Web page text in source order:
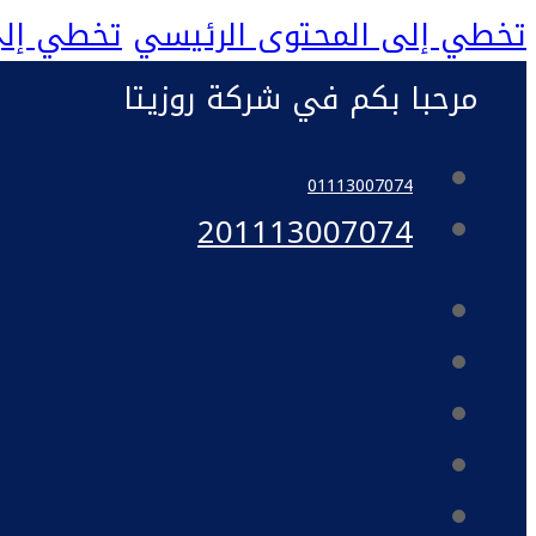
تخطي إلى المحتوى الرئيسي تخطي
مرحبا بكم في شركة روزيتا
01113007074
201113007074